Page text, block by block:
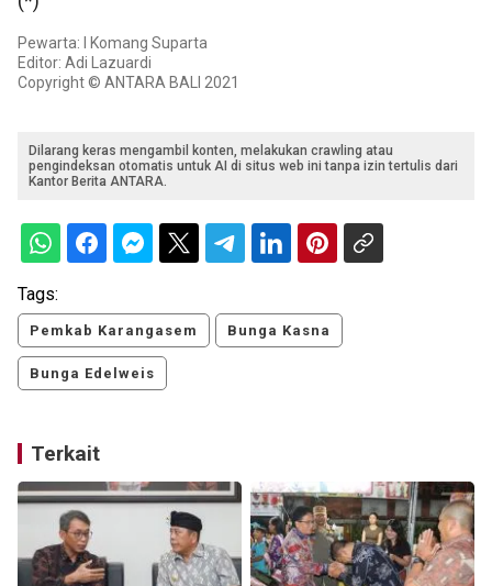
Pewarta: I Komang Suparta
Editor: Adi Lazuardi
Copyright © ANTARA BALI 2021
Dilarang keras mengambil konten, melakukan crawling atau
pengindeksan otomatis untuk AI di situs web ini tanpa izin tertulis dari
Kantor Berita ANTARA.
Tags:
Pemkab Karangasem Bunga Kasna
Bunga Edelweis
Terkait